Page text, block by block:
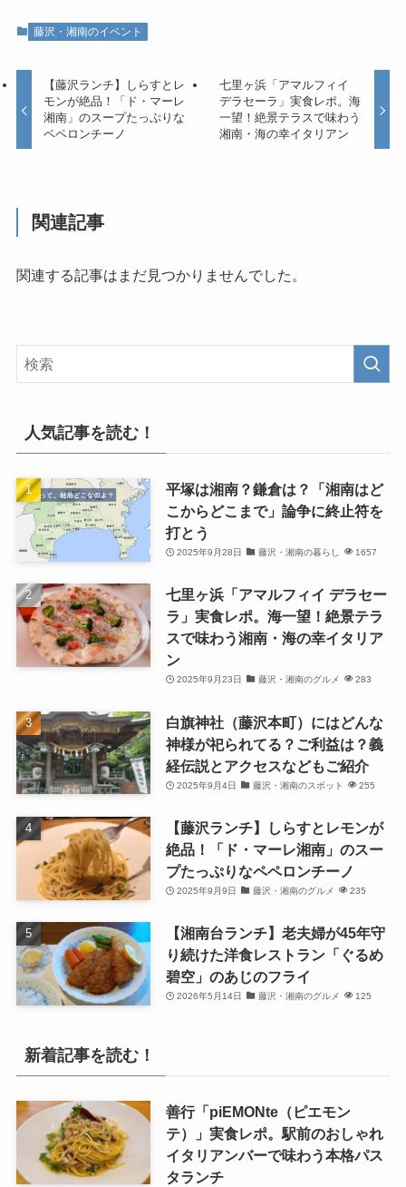
藤沢・湘南のイベント
【藤沢ランチ】しらすとレ
モンが絶品！「ド・マーレ
湘南」のスープたっぷりな
ペペロンチーノ
七里ヶ浜「アマルフィイ
デラセーラ」実食レポ。海
一望！絶景テラスで味わう
湘南・海の幸イタリアン
関連記事
関連する記事はまだ見つかりませんでした。
人気記事を読む！
平塚は湘南？鎌倉は？「湘南はど
こからどこまで」論争に終止符を
打とう
2025年9月28日 藤沢・湘南の暮らし 1657
七里ヶ浜「アマルフィイ デラセー
ラ」実食レポ。海一望！絶景テラ
スで味わう湘南・海の幸イタリア
ン
2025年9月23日 藤沢・湘南のグルメ 283
白旗神社（藤沢本町）にはどんな
神様が祀られてる？ご利益は？義
経伝説とアクセスなどもご紹介
2025年9月4日 藤沢・湘南のスポット 255
【藤沢ランチ】しらすとレモンが
絶品！「ド・マーレ湘南」のスー
プたっぷりなペペロンチーノ
2025年9月9日 藤沢・湘南のグルメ 235
【湘南台ランチ】老夫婦が45年守
り続けた洋食レストラン「ぐるめ
碧空」のあじのフライ
2026年5月14日 藤沢・湘南のグルメ 125
新着記事を読む！
善行「piEMONte（ピエモン
テ）」実食レポ。駅前のおしゃれ
イタリアンバーで味わう本格パス
タランチ